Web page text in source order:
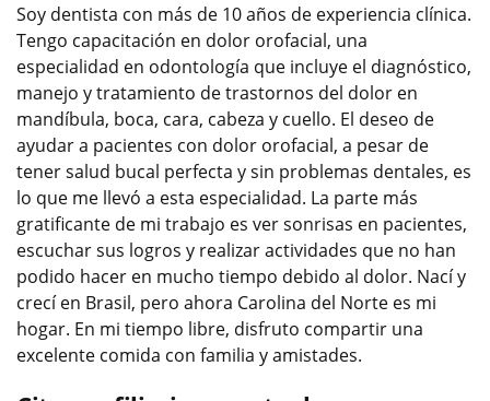
Soy dentista con más de 10 años de experiencia clínica.
Tengo capacitación en dolor orofacial, una
especialidad en odontología que incluye el diagnóstico,
manejo y tratamiento de trastornos del dolor en
mandíbula, boca, cara, cabeza y cuello. El deseo de
ayudar a pacientes con dolor orofacial, a pesar de
tener salud bucal perfecta y sin problemas dentales, es
lo que me llevó a esta especialidad. La parte más
gratificante de mi trabajo es ver sonrisas en pacientes,
escuchar sus logros y realizar actividades que no han
podido hacer en mucho tiempo debido al dolor. Nací y
crecí en Brasil, pero ahora Carolina del Norte es mi
hogar. En mi tiempo libre, disfruto compartir una
excelente comida con familia y amistades.